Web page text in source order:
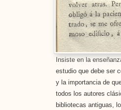
Insiste en la
estudio que debe ser
y la importancia de
todos los autores
bibliotecas antiguas,